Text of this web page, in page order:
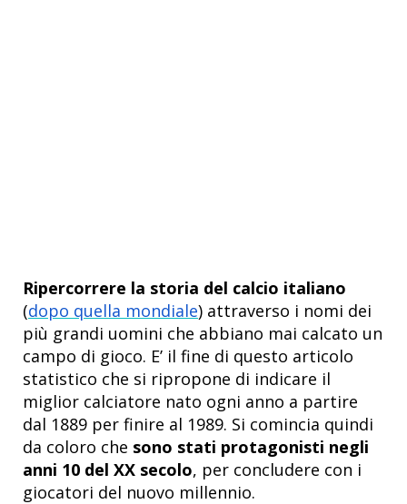
Ripercorrere la storia del calcio italiano
(dopo quella mondiale) attraverso i nomi dei
più grandi uomini che abbiano mai calcato un
campo di gioco. E’ il fine di questo articolo
statistico che si ripropone di indicare il
miglior calciatore nato ogni anno a partire
dal 1889 per finire al 1989. Si comincia quindi
da coloro che sono stati protagonisti negli
anni 10 del XX secolo, per concludere con i
giocatori del nuovo millennio.